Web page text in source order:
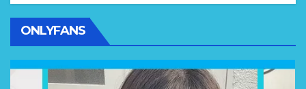
ONLYFANS